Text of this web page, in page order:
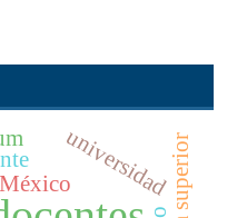
Méxicouniversidad